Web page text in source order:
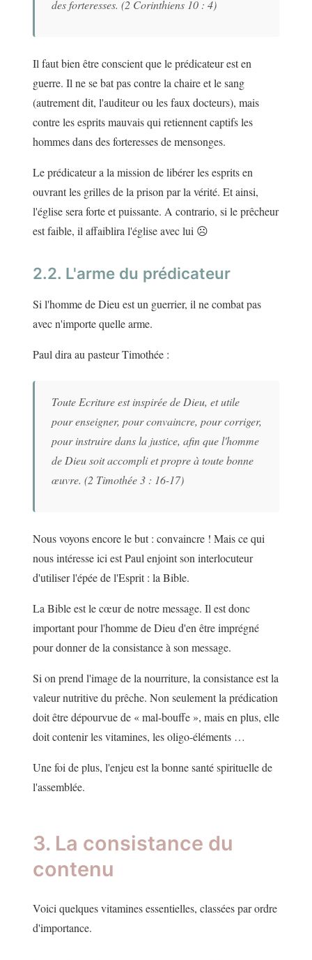
des forteresses. (2 Corinthiens 10 : 4)
Il faut bien être conscient que le prédicateur est en
guerre. Il ne se bat pas contre la chaire et le sang
(autrement dit, l'auditeur ou les faux docteurs), mais
contre les esprits mauvais qui retiennent captifs les
hommes dans des forteresses de mensonges.
Le prédicateur a la mission de libérer les esprits en
ouvrant les grilles de la prison par la vérité. Et ainsi,
l'église sera forte et puissante. A contrario, si le prêcheur
est faible, il affaiblira l'église avec lui ☹
2.2. L'arme du prédicateur
Si l'homme de Dieu est un guerrier, il ne combat pas
avec n'importe quelle arme.
Paul dira au pasteur Timothée :
Toute Ecriture est inspirée de Dieu, et utile
pour enseigner, pour convaincre, pour corriger,
pour instruire dans la justice, afin que l'homme
de Dieu soit accompli et propre à toute bonne
œuvre. (2 Timothée 3 : 16-17)
Nous voyons encore le but : convaincre ! Mais ce qui
nous intéresse ici est Paul enjoint son interlocuteur
d'utiliser l'épée de l'Esprit : la Bible.
La Bible est le cœur de notre message. Il est donc
important pour l'homme de Dieu d'en être imprégné
pour donner de la consistance à son message.
Si on prend l'image de la nourriture, la consistance est la
valeur nutritive du prêche. Non seulement la prédication
doit être dépourvue de « mal-bouffe », mais en plus, elle
doit contenir les vitamines, les oligo-éléments …
Une foi de plus, l'enjeu est la bonne santé spirituelle de
l'assemblée.
3. La consistance du
contenu
Voici quelques vitamines essentielles, classées par ordre
d'importance.